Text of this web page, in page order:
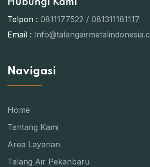
Hubungi Kami
Telpon : 0811177522 / 081311181117
Email :
Navigasi
Home
Tentang Kami
Area Layanan
Talang Air Pekanbaru